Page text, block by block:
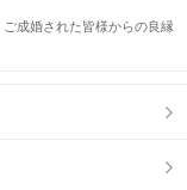
成婚された皆様からの良縁